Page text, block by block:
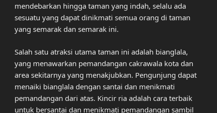
mendebarkan hingga taman yang indah, selalu ada
sesuatu yang dapat dinikmati semua orang di taman
yang semarak dan semarak ini.
Salah satu atraksi utama taman ini adalah bianglala,
yang menawarkan pemandangan cakrawala kota dan
area sekitarnya yang menakjubkan. Pengunjung dapat
menaiki bianglala dengan santai dan menikmati
pemandangan dari atas. Kincir ria adalah cara terbaik
untuk bersantai dan menikmati pemandangan sambil